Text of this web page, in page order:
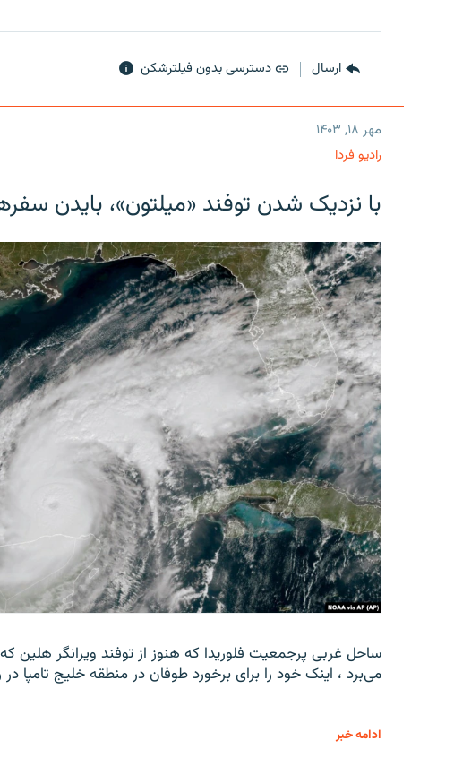
ارسال دسترسی بدون فیلترشکن
مهر ۱۸, ۱۴۰۳
رادیو فردا
با نزدیک شدن توفند «میلتون»، بایدن
ساحل غربی پرجمعیت فلوریدا که هنوز از توفند ویرانگر
می‌برد ، اینک خود را برای برخورد طوفان در منطقه خلیج تامپا
ادامه خبر